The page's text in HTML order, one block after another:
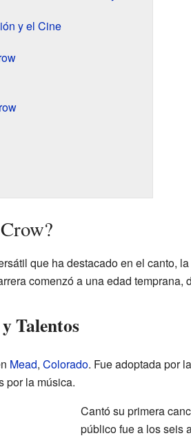
y el Cine
que ha destacado en el canto, la
comenzó a una edad temprana,
Talentos
Mead, Colorado. Fue adoptada por
por la música.
Cantó su primera
público fue a los seis